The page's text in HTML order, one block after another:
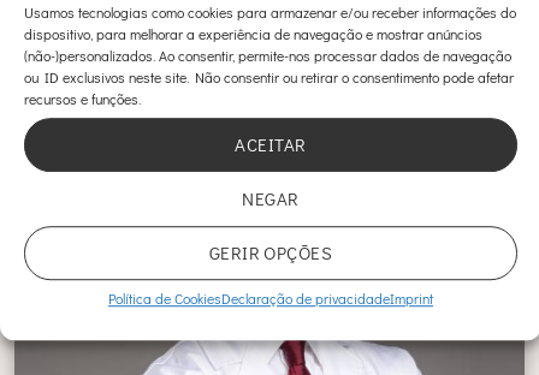
Usamos tecnologias como cookies para armazenar e/ou receber informações do
dispositivo, para melhorar a experiência de navegação e mostrar anúncios
(não-)personalizados. Ao consentir, permite-nos processar dados de navegação
ou ID exclusivos neste site. Não consentir ou retirar o consentimento pode afetar
recursos e funções.
ACEITAR
NEGAR
GERIR OPÇÕES
Política de CookiesDeclaração de privacidadeImprint
Dr. Nuno Fradinho